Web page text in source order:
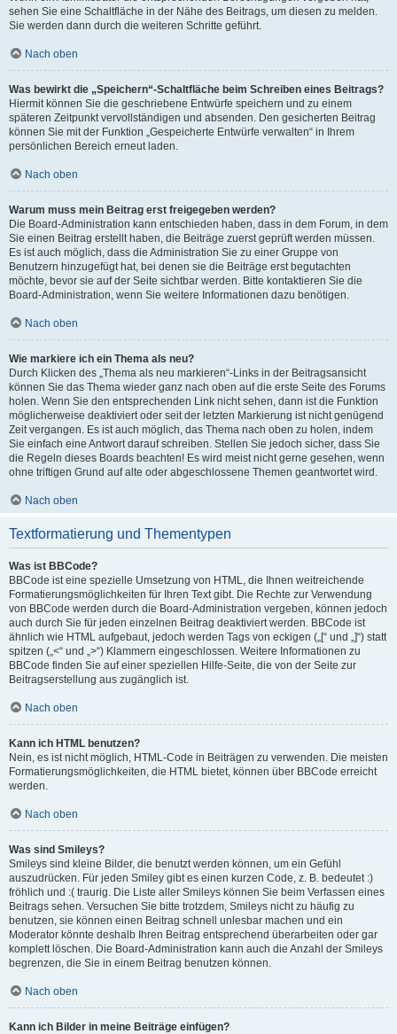
sehen Sie eine Schaltfläche in der Nähe des Beitrags, um diesen zu melden.
Sie werden dann durch die weiteren Schritte geführt.
Nach oben
Was bewirkt die „Speichern“-Schaltfläche beim Schreiben eines Beitrags?
Hiermit können Sie die geschriebene Entwürfe speichern und zu einem
späteren Zeitpunkt vervollständigen und absenden. Den gesicherten Beitrag
können Sie mit der Funktion „Gespeicherte Entwürfe verwalten“ in Ihrem
persönlichen Bereich erneut laden.
Nach oben
Warum muss mein Beitrag erst freigegeben werden?
Die Board-Administration kann entschieden haben, dass in dem Forum, in dem
Sie einen Beitrag erstellt haben, die Beiträge zuerst geprüft werden müssen.
Es ist auch möglich, dass die Administration Sie zu einer Gruppe von
Benutzern hinzugefügt hat, bei denen sie die Beiträge erst begutachten
möchte, bevor sie auf der Seite sichtbar werden. Bitte kontaktieren Sie die
Board-Administration, wenn Sie weitere Informationen dazu benötigen.
Nach oben
Wie markiere ich ein Thema als neu?
Durch Klicken des „Thema als neu markieren“-Links in der Beitragsansicht
können Sie das Thema wieder ganz nach oben auf die erste Seite des Forums
holen. Wenn Sie den entsprechenden Link nicht sehen, dann ist die Funktion
möglicherweise deaktiviert oder seit der letzten Markierung ist nicht genügend
Zeit vergangen. Es ist auch möglich, das Thema nach oben zu holen, indem
Sie einfach eine Antwort darauf schreiben. Stellen Sie jedoch sicher, dass Sie
die Regeln dieses Boards beachten! Es wird meist nicht gerne gesehen, wenn
ohne triftigen Grund auf alte oder abgeschlossene Themen geantwortet wird.
Nach oben
Textformatierung und Thementypen
Was ist BBCode?
BBCode ist eine spezielle Umsetzung von HTML, die Ihnen weitreichende
Formatierungsmöglichkeiten für Ihren Text gibt. Die Rechte zur Verwendung
von BBCode werden durch die Board-Administration vergeben, können jedoch
auch durch Sie für jeden einzelnen Beitrag deaktiviert werden. BBCode ist
ähnlich wie HTML aufgebaut, jedoch werden Tags von eckigen („[“ und „]“) statt
spitzen („<“ und „>“) Klammern eingeschlossen. Weitere Informationen zu
BBCode finden Sie auf einer speziellen Hilfe-Seite, die von der Seite zur
Beitragserstellung aus zugänglich ist.
Nach oben
Kann ich HTML benutzen?
Nein, es ist nicht möglich, HTML-Code in Beiträgen zu verwenden. Die meisten
Formatierungsmöglichkeiten, die HTML bietet, können über BBCode erreicht
werden.
Nach oben
Was sind Smileys?
Smileys sind kleine Bilder, die benutzt werden können, um ein Gefühl
auszudrücken. Für jeden Smiley gibt es einen kurzen Code, z. B. bedeutet :)
fröhlich und :( traurig. Die Liste aller Smileys können Sie beim Verfassen eines
Beitrags sehen. Versuchen Sie bitte trotzdem, Smileys nicht zu häufig zu
benutzen, sie können einen Beitrag schnell unlesbar machen und ein
Moderator könnte deshalb Ihren Beitrag entsprechend überarbeiten oder gar
komplett löschen. Die Board-Administration kann auch die Anzahl der Smileys
begrenzen, die Sie in einem Beitrag benutzen können.
Nach oben
Kann ich Bilder in meine Beiträge einfügen?